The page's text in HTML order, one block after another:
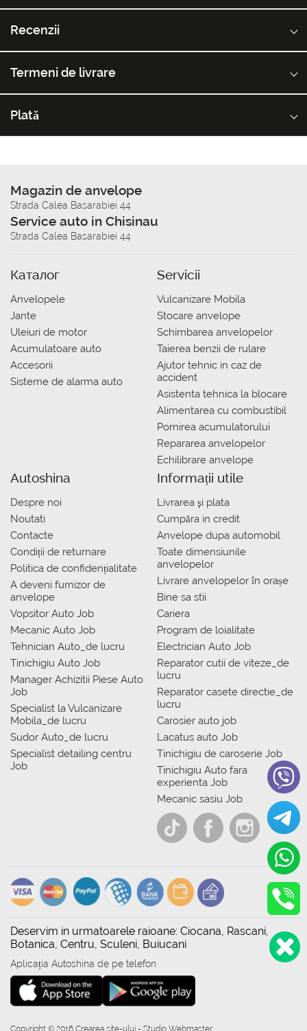
Recenzii
Termeni de livrare
Plată
Magazin de anvelope
Strada Calea Basarabiei 44
Service auto in Chisinau
Strada Calea Basarabiei 44
Каталог
Anvelopele
Jante
Uleiuri de motor
Acumulatoare auto
Accesorii
Sisteme de alarma auto
Servicii
Vulcanizare Mobila
Stocare anvelope
Schimbarea anvelopelor
Taierea benzii de rulare
Ajutor tehnic in caz de
accident
Asistenta tehnica la blocare
Alimentarea cu combustibil
Pornirea acumulatorului
Repararea anvelopelor
Echilibrare anvelope
Autoshina
Despre noi
Noutati
Contacte
Condiții de returnare
Politica de confidențialitate
A deveni furnizor de
anvelope
Vopsitor Auto Job
Mecanic Auto Job
Tehnician Auto_de lucru
Tinichigiu Auto Job
Manager Achizitii Piese Auto
Job
Specialist la Vulcanizare
Mobila_de lucru
Sudor Auto_de lucru
Specialist detailing centru
Job
Informații utile
Livrarea şi plata
Сumpăra in credit
Anvelope dupa automobil
Toate dimensiunile
anvelopelor
Livrare anvelopelor în orașe
Bine sa stii
Cariera
Program de loialitate
Electrician Auto Job
Reparator cutii de viteze_de
lucru
Reparator casete directie_de
lucru
Carosier auto job
Lacatus auto Job
Tinichigiu de caroserie Job
Tinichigiu Auto fara
experienta Job
Mecanic sasiu Job
Deservim in urmatoarele raioane: Ciocana, Rascani,
Botanica, Centru, Sculeni, Buiucani
Aplicația Autoshina de pe telefon
Copyright © 2016 Crearea site-ului - Studio Webmaster